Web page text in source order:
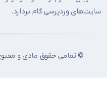
سایت‌های وردپرسی گام بردارد.
© تمامی حقوق مادی و